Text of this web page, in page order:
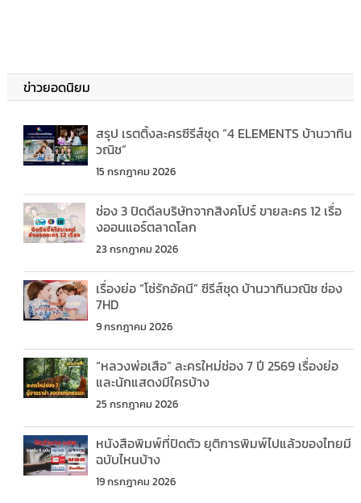
ข่าวยอดนิยม
สรุป เรตติ้งละครซีรีส์ชุด “4 ELEMENTS บ้านวาทิน
วณิช”
15 กรกฎาคม 2026
ช่อง 3 ปิดดีลบริษัทจากสิงคโปร์ ขายละคร 12 เรื่อ
งออนแอร์ตลาดโลก
23 กรกฎาคม 2026
เรื่องย่อ “โซ่รักอัคนี” ซีรีส์ชุด บ้านวาทินวณิช ช่อง
7HD
9 กรกฎาคม 2026
“หลวงพ่อเสือ” ละครใหม่ช่อง 7 ปี 2569 เรื่องย่อ
และนักแสดงมีใครบ้าง
25 กรกฎาคม 2026
หนังสือพิมพ์ที่ปิดตัว ยุติการพิมพ์ไปแล้วของไทยมี
ฉบับไหนบ้าง
19 กรกฎาคม 2026